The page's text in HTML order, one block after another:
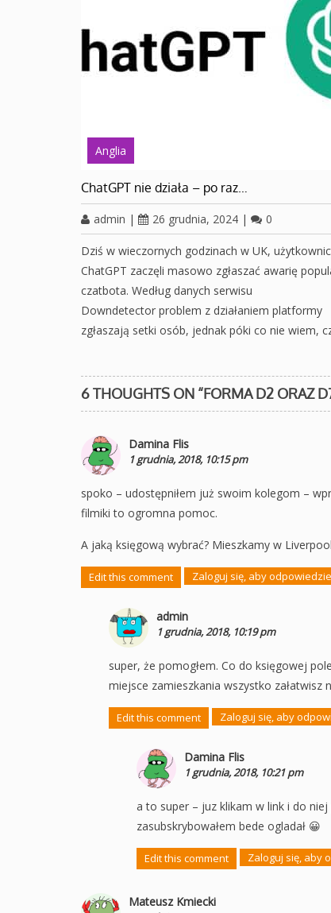
Anglia
ChatGPT nie działa – po raz…
admin | 26 grudnia, 2024 | 0
Dziś w wieczornych godzinach w UK,
ChatGPT zaczęli masowo zgłaszać awarię
czatbota. Według danych serwisu
Downdetector problem z działaniem platformy
zgłaszają setki osób, jednak póki co nie wiem,
6 THOUGHTS ON “FORMA D2 ORAZ
Damina Flis
1 grudnia, 2018, 10:15 pm
spoko – udostępniłem już swoim kolegom –
filmiki to ogromna pomoc.
A jaką księgową wybrać? Mieszkamy w Liverpool
Edit this comment Zaloguj się, aby
admin
1 grudnia, 2018, 10:19 pm
super, że pomogłem. Co do księgowej
miejsce zamieszkania wszystko załatwisz
Edit this comment Zaloguj się, aby
Damina Flis
1 grudnia, 2018, 10:21 pm
a to super – juz klikam w link i do niej
zasubskrybowałem bede ogladał 😀
Edit this comment Zaloguj się, aby
Mateusz Kmiecki